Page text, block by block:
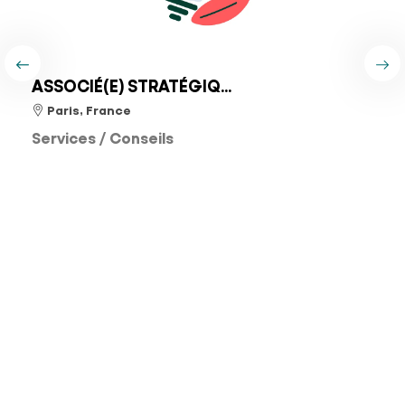
ASSOCIÉ(E) STRATÉGIQ...
Paris, France
Services / Conseils